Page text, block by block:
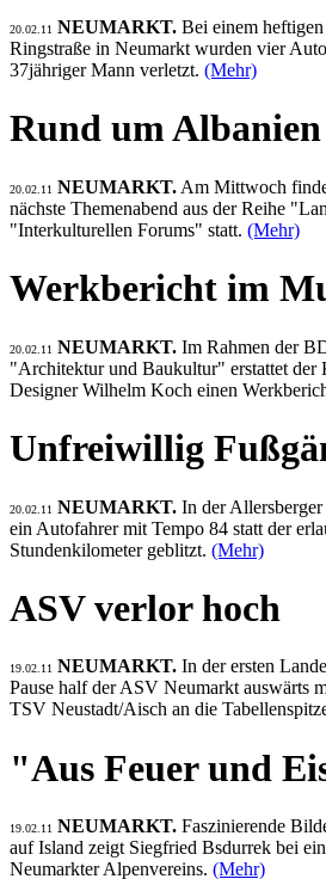
20.02.11 NEUMARKT. Bei einem
Ringstraße in Neumarkt wurden vier
37jähriger Mann verletzt. (Mehr)
Rund um Albanien
20.02.11 NEUMARKT. Am Mittwoch
nächste Themenabend aus der Reihe
"Interkulturellen Forums" statt. (Mehr)
Werkbericht im
20.02.11 NEUMARKT. Im Rahmen der
"Architektur und Baukultur" erstattet der
Designer Wilhelm Koch einen
Unfreiwillig
20.02.11 NEUMARKT. In der
ein Autofahrer mit Tempo 84 statt der
Stundenkilometer geblitzt. (Mehr)
ASV verlor hoch
19.02.11 NEUMARKT. In der ersten
Pause half der ASV Neumarkt auswärts
TSV Neustadt/Aisch an die
"Aus Feuer und
19.02.11 NEUMARKT. Faszinierende
auf Island zeigt Siegfried Bsdurrek bei
Neumarkter Alpenvereins. (Mehr)